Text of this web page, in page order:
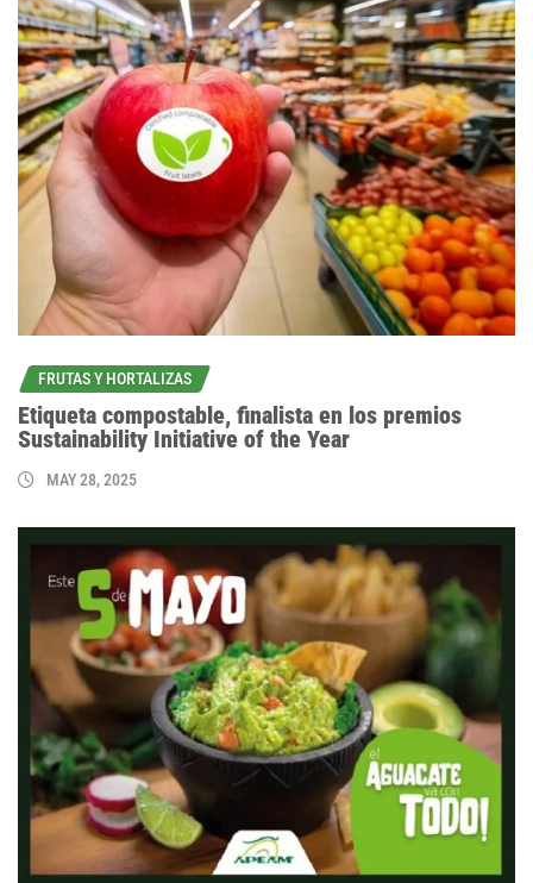
FRUTAS Y HORTALIZAS
Etiqueta compostable, finalista en los premios
Sustainability Initiative of the Year
MAY 28, 2025